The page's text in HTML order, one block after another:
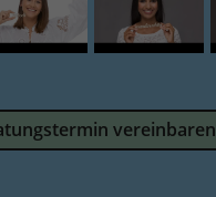
vereinbaren